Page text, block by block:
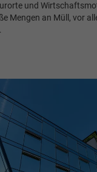
und
Mengen an Müll, vor